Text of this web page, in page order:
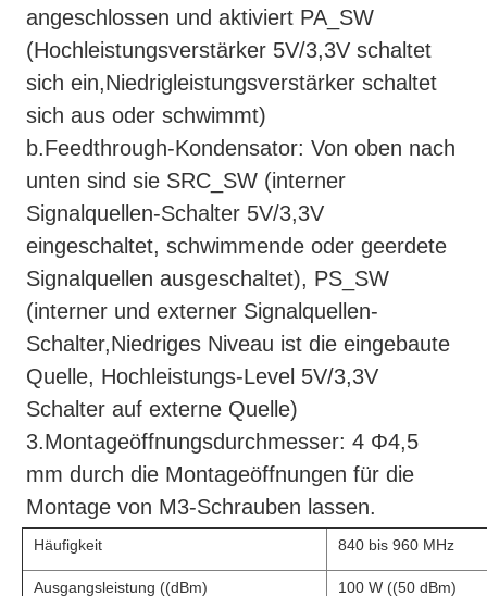
angeschlossen und aktiviert PA_SW
(Hochleistungsverstärker 5V/3,3V schaltet
sich ein,Niedrigleistungsverstärker schaltet
sich aus oder schwimmt)
b.Feedthrough-Kondensator: Von oben nach
unten sind sie SRC_SW (interner
Signalquellen-Schalter 5V/3,3V
eingeschaltet, schwimmende oder geerdete
Signalquellen ausgeschaltet), PS_SW
(interner und externer Signalquellen-
Schalter,Niedriges Niveau ist die eingebaute
Quelle, Hochleistungs-Level 5V/3,3V
Schalter auf externe Quelle)
3.Montageöffnungsdurchmesser: 4 Φ4,5
mm durch die Montageöffnungen für die
Montage von M3-Schrauben lassen.
Häufigkeit 840 bis 960 MHz
Ausgangsleistung ((dBm) 100 W ((50 dBm)